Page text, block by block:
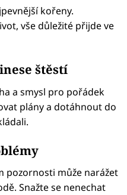
kořeny.
vše důležité přijde ve
štěstí
a smysl pro pořádek
plány a dotáhnout do
pozornosti může narážet
Snažte se nenechat